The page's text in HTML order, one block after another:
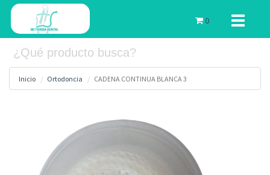
Toggle
0
Inicio Ortodoncia CADENA CONTINUA BLANCA 3